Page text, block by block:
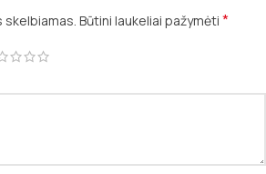
skelbiamas. Būtini laukeliai pažymėti *